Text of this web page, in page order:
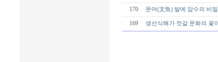
170 문어(文魚) 발에 암수의 비
169 생선식해가 젓갈 문화의 꽃